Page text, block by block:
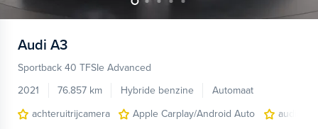
Audi A3
Sportback 40 TFSIe Advanced
2021
76.857 km Hybride benzine
Automaat
achteruitrijcamera
Apple Carplay/Android Auto
audio